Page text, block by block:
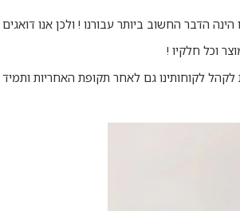
הינה הדבר החשוב ביותר עבורנו ! ולכן אנו
וכל חלקיו !
לקוחותינו גם לאחר תקופת האחריות